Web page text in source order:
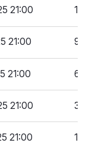
21:00 131
21:00 98
21:00 65
21:00 32
21:00 1,00